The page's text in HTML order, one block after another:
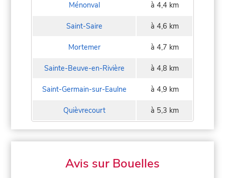
Ménonval à 4,4 km
Saint-Saire à 4,6 km
Mortemer à 4,7 km
Sainte-Beuve-en-Rivière à 4,8 km
Saint-Germain-sur-Eaulne à 4,9 km
Quièvrecourt à 5,3 km
Avis sur Bouelles